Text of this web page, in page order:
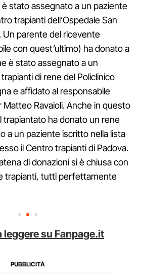
stato assegnato a un paziente
trapianti dell’Ospedale San
Un parente del ricevente
con quest’ultimo) ha donato a
è stato assegnato a un
di rene del Policlinico
e affidato al responsabile
Ravaioli. Anche in questo
trapiantato ha donato un rene
a un paziente iscritto nella lista
il Centro trapianti di Padova.
di donazioni si è chiusa con
trapianti, tutti perfettamente
leggere su Fanpage.it